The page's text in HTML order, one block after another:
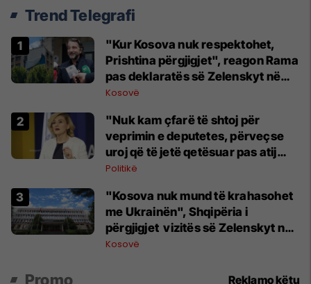
Trend Telegrafi
"Kur Kosova nuk respektohet,
Prishtina përgjigjet", reagon Rama
pas deklaratës së Zelenskyt në
Beograd
Kosovë
"Nuk kam çfarë të shtoj për
veprimin e deputetes, përveçse
uroj që të jetë qetësuar pas atij
momenti", reagon Kusari-Lila
Politikë
"Kosova nuk mund të krahasohet
me Ukrainën", Shqipëria i
përgjigjet vizitës së Zelenskyt në
Serbi
Kosovë
Promo Reklamo këtu